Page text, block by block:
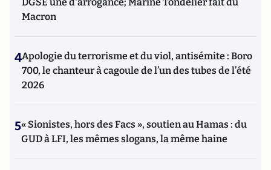
Macron
4Apologie du terrorisme et du viol, antisémite : Boro
700, le chanteur à cagoule de l’un des tubes de l’été
2026
5« Sionistes, hors des Facs », soutien au Hamas : du
GUD à LFI, les mêmes slogans, la même haine